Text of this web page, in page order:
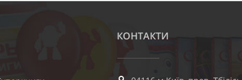
КОНТАКТИ